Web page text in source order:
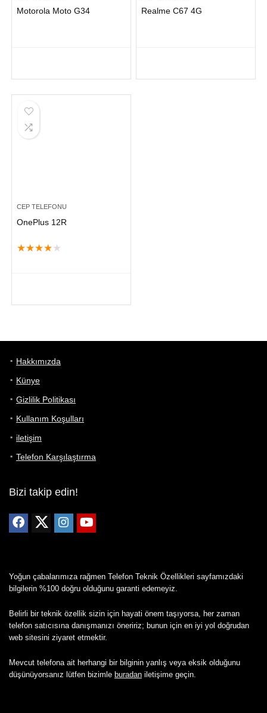
Motorola Moto G34 Realme C67 4G
CEP TELEFONU
OnePlus 12R
★★★★ ★
Hakkımızda
Künye
Gizlilik Politikası
Kullanım Koşulları
iletişim
Telefon Karşılaştırma
Bizi takip edin!
Yoğun çabalarımıza rağmen Telefon Teknik Özellikleri sayfamızdaki
bilgilerin %100 doğru olduğunu garanti edemeyiz.
Belirli bir teknik özellik sizin için hayati önem taşıyorsa, her zaman
telefon satıcısına danışmanızı öneririz; bunun için en iyi yol doğrudan
web sitesini ziyaret etmektir.
Mevcut telefona ait herhangi bir bilginin yanlış veya eksik olduğunu
düşünüyorsanız lütfen bizimle buradan iletişime geçin.